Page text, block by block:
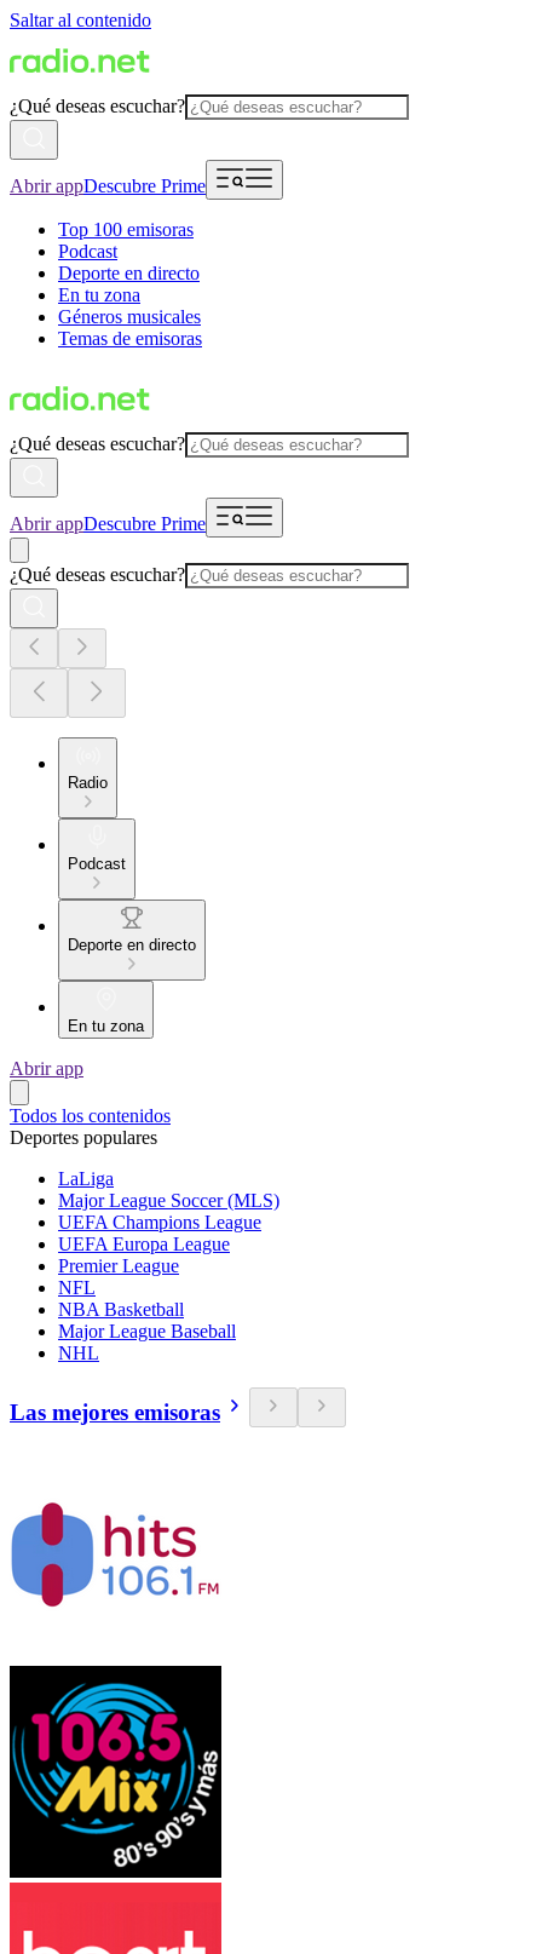
Saltar al contenido
¿Qué deseas escuchar?
Abrir appDescubre Prime
Top 100 emisoras
Podcast
Deporte en directo
En tu zona
Géneros musicales
Temas de emisoras
¿Qué deseas escuchar?
Abrir appDescubre Prime
¿Qué deseas escuchar?
Radio
Podcast
Deporte en directo
En tu zona
Abrir app
Todos los contenidos
Deportes populares
LaLiga
Major League Soccer (MLS)
UEFA Champions League
UEFA Europa League
Premier League
NFL
NBA Basketball
Major League Baseball
NHL
Las mejores emisoras